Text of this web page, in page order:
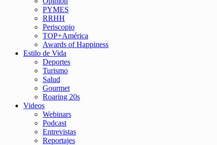
PYMES
RRHH
Periscopio
TOP+América
Awards of Happiness
Estilo de Vida
Deportes
Turismo
Salud
Gourmet
Roaring 20s
Videos
Webinars
Podcast
Entrevistas
Reportajes